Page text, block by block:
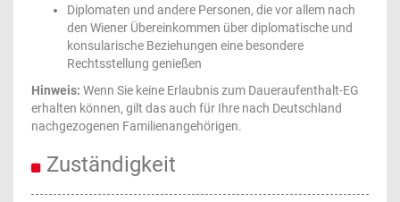
Diplomaten und andere Personen, die vor allem nach
den Wiener Übereinkommen über diplomatische und
konsularische Beziehungen eine besondere
Rechtsstellung genießen
Hinweis: Wenn Sie keine Erlaubnis zum Daueraufenthalt-EG
erhalten können, gilt das auch für Ihre nach Deutschland
nachgezogenen Familienangehörigen.
Zuständigkeit